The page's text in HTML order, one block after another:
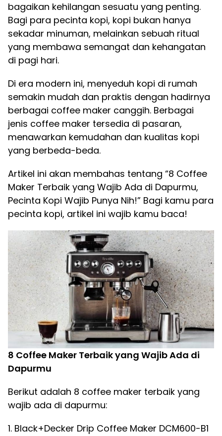
bagaikan kehilangan sesuatu yang penting.
Bagi para pecinta kopi, kopi bukan hanya
sekadar minuman, melainkan sebuah ritual
yang membawa semangat dan kehangatan
di pagi hari.
Di era modern ini, menyeduh kopi di rumah
semakin mudah dan praktis dengan hadirnya
berbagai coffee maker canggih. Berbagai
jenis coffee maker tersedia di pasaran,
menawarkan kemudahan dan kualitas kopi
yang berbeda-beda.
Artikel ini akan membahas tentang “8 Coffee
Maker Terbaik yang Wajib Ada di Dapurmu,
Pecinta Kopi Wajib Punya Nih!” Bagi kamu para
pecinta kopi, artikel ini wajib kamu baca!
8 Coffee Maker Terbaik yang Wajib Ada di
Dapurmu
Berikut adalah 8 coffee maker terbaik yang
wajib ada di dapurmu:
1. Black+Decker Drip Coffee Maker DCM600-B1